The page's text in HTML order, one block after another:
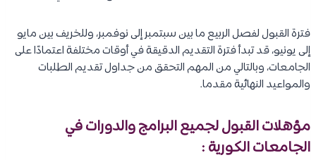
فترة القبول لفصل الربيع ما بين سبتمبر إلى نوفمبر، وللخريف بين مايو
إلى يونيو، قد تبدأ فترة التقديم الدقيقة في أوقات مختلفة اعتمادًا على
الجامعات، وبالتالي من المهم التحقق من جداول تقديم الطلبات
والمواعيد النهائية مقدما.
مؤهلات القبول لجميع البرامج والدورات في
الجامعات الكورية :